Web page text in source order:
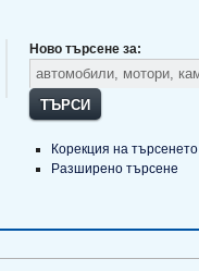
Ново търсене за:
ТЪРСИ
Корекция на търсенето
Разширено търсене